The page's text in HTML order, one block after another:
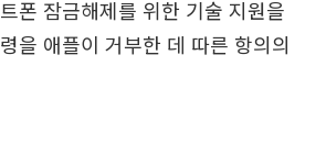
폰 잠금해제를 위한 기술 지원을
을 애플이 거부한 데 따른 항의의